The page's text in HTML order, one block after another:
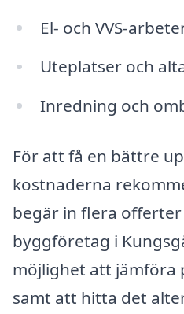
El- och VVS-
Uteplatser och
Inredning och
För att få en bättre
kostnaderna
begär in flera
byggföretag i
möjlighet att jämföra
samt att hitta det